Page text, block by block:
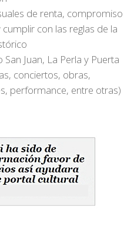
de renta, compromiso
con las reglas de la
Juan, La Perla y Puerta
conciertos, obras,
performance, entre otras)